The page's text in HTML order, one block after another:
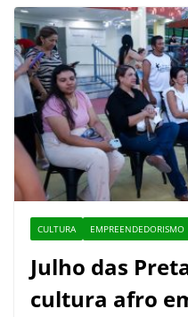
CULTURA EMPREENDEDORISMO
Julho das
cultura afro